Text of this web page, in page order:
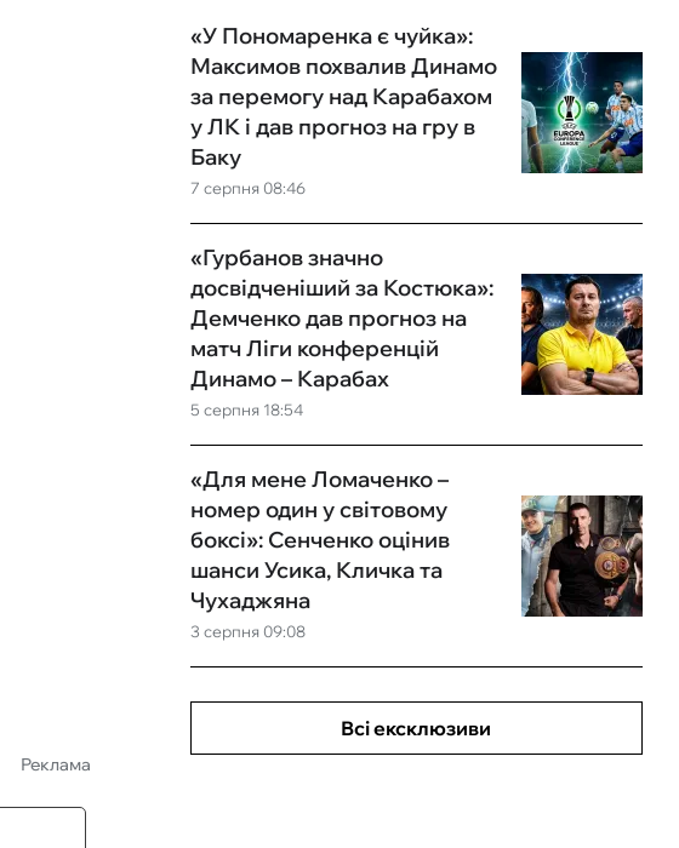
Реклама
7 серпня 08:46
«У Пономаренка є чуйка»:
Максимов похвалив Динамо
за перемогу над Карабахом
у ЛК і дав прогноз на гру в
Баку
5 серпня 18:54
«Гурбанов значно
досвідченіший за Костюка»:
Демченко дав прогноз на
матч Ліги конференцій
Динамо – Карабах
3 серпня 09:08
«Для мене Ломаченко –
номер один у світовому
боксі»: Сенченко оцінив
шанси Усика, Кличка та
Чухаджяна
Всі ексклюзиви